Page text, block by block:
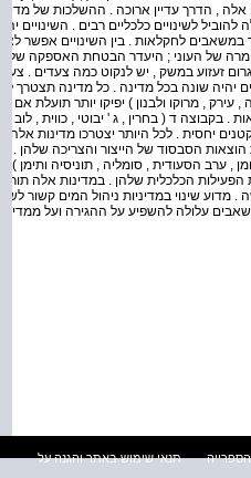
אלה , הדרך עדיין ארוכה . ההשלכות של
להוביל לשינויים כלכליים רבים . השינויים
במשאבים לחקלאות . בין השינויים אפשר
של העוני ; היעדר הבטחת האספקה של מזון
זעזוע במשק , יש לנקוט כמה צעדים .
יהיה שונה בכל מדינה . כל מדינה תצטרך
, עירק , מרוקו ולבנון ) יפיקו יותר תועלת
. בקבוצה ד ( בחרין , ג ' יבוטי , כווית , לוב ,
קטנים יחסית . לכל היותר יצטרכו מדינות
הסבסוד של הייצור והצריכה שלהן .
, ערב הסעודית , סומליה , תוניסיה
הכלכלית שלהן . במדינות אלה
. מדוע שינוי במדיניות ניהול המים קשור
עלולה להשפיע על ההגירה ועל ממדי
תנאי שימוש באתר והגנה על